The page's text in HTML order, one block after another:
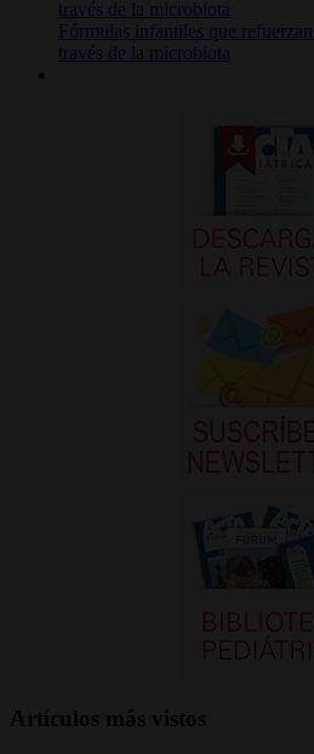
Fórmulas infantiles que
través de la microbiota
Artículos más vistos